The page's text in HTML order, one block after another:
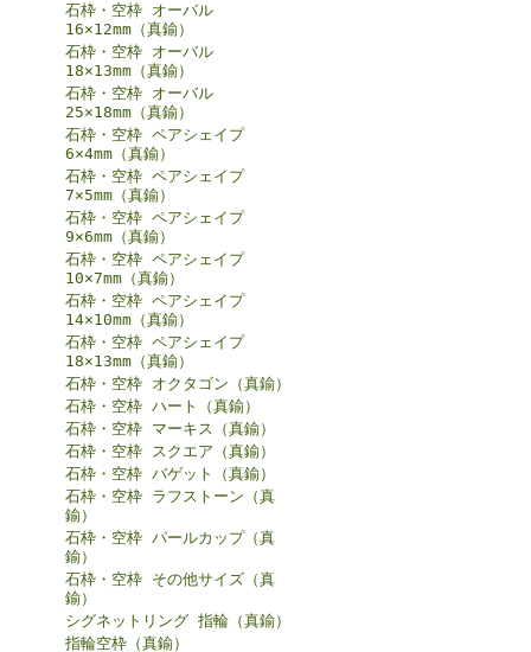
石枠・空枠 オーバル
16×12mm（真鍮）
石枠・空枠 オーバル
18×13mm（真鍮）
石枠・空枠 オーバル
25×18mm（真鍮）
石枠・空枠 ペアシェイプ
6×4mm（真鍮）
石枠・空枠 ペアシェイプ
7×5mm（真鍮）
石枠・空枠 ペアシェイプ
9×6mm（真鍮）
石枠・空枠 ペアシェイプ
10×7mm（真鍮）
石枠・空枠 ペアシェイプ
14×10mm（真鍮）
石枠・空枠 ペアシェイプ
18×13mm（真鍮）
石枠・空枠 オクタゴン（真鍮）
石枠・空枠 ハート（真鍮）
石枠・空枠 マーキス（真鍮）
石枠・空枠 スクエア（真鍮）
石枠・空枠 バゲット（真鍮）
石枠・空枠 ラフストーン（真
鍮）
石枠・空枠 パールカップ（真
鍮）
石枠・空枠 その他サイズ（真
鍮）
シグネットリング 指輪（真鍮）
指輪空枠（真鍮）